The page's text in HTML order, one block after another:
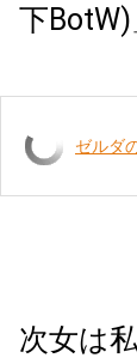
下
ゼルダ
次女は